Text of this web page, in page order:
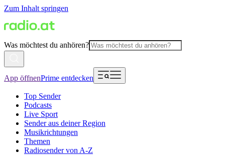
Zum Inhalt springen
Was möchtest du anhören?
App öffnenPrime entdecken
Top Sender
Podcasts
Live Sport
Sender aus deiner Region
Musikrichtungen
Themen
Radiosender von A-Z